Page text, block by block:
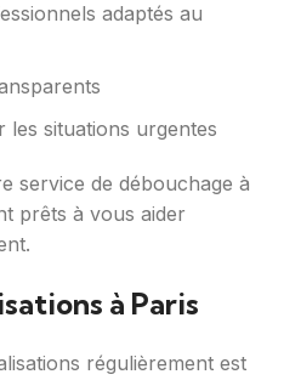
adaptés au
les situations urgentes
service de débouchage à
prêts à vous aider
à Paris
régulièrement est